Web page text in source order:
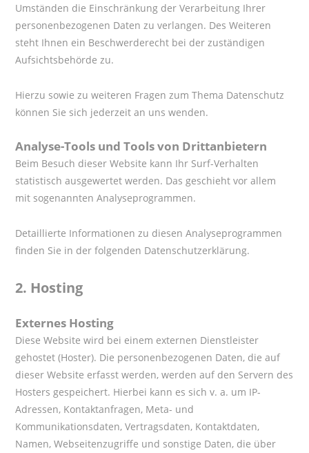
Umständen die Einschränkung der Verarbeitung Ihrer
personenbezogenen Daten zu verlangen. Des Weiteren
steht Ihnen ein Beschwerderecht bei der zuständigen
Aufsichtsbehörde zu.
Hierzu sowie zu weiteren Fragen zum Thema Datenschutz
können Sie sich jederzeit an uns wenden.
Analyse-Tools und Tools von Drittanbietern
Beim Besuch dieser Website kann Ihr Surf-Verhalten
statistisch ausgewertet werden. Das geschieht vor allem
mit sogenannten Analyseprogrammen.
Detaillierte Informationen zu diesen Analyseprogrammen
finden Sie in der folgenden Datenschutzerklärung.
2. Hosting
Externes Hosting
Diese Website wird bei einem externen Dienstleister
gehostet (Hoster). Die personenbezogenen Daten, die auf
dieser Website erfasst werden, werden auf den Servern des
Hosters gespeichert. Hierbei kann es sich v. a. um IP-
Adressen, Kontaktanfragen, Meta- und
Kommunikationsdaten, Vertragsdaten, Kontaktdaten,
Namen, Webseitenzugriffe und sonstige Daten, die über